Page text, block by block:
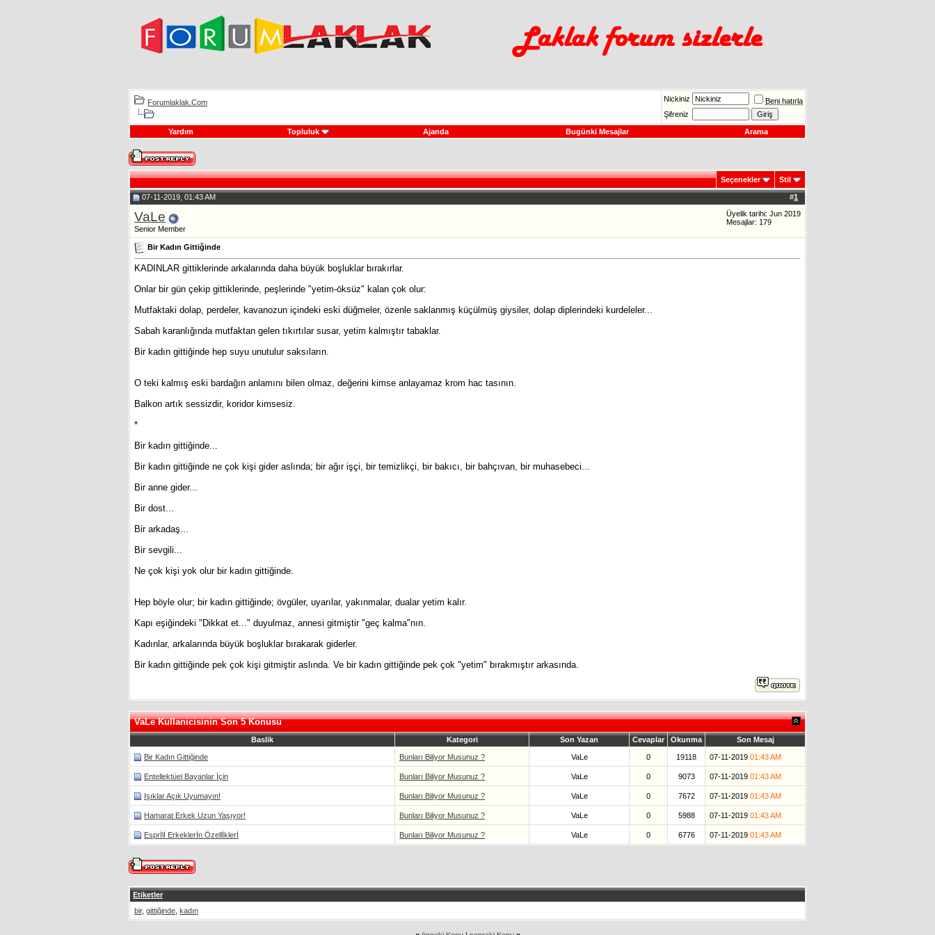
Forumlaklak.Com Nickiniz
Beni hatırla
Şifreniz
Yardım Topluluk Ajanda Bugünki Mesajlar Arama
Seçenekler Stil
#1
07-11-2019, 01:43 AM
VaLe
Senior Member
Üyelik tarihi: Jun 2019
Mesajlar: 179
Bir Kadın Gittiğinde
KADINLAR gittiklerinde arkalarında daha büyük boşluklar bırakırlar.
Onlar bir gün çekip gittiklerinde, peşlerinde "yetim-öksüz" kalan çok olur:
Mutfaktaki dolap, perdeler, kavanozun içindeki eski düğmeler, özenle saklanmış küçülmüş giysiler, dolap diplerindeki kurdeleler...
Sabah karanlığında mutfaktan gelen tıkırtılar susar, yetim kalmıştır tabaklar.
Bir kadın gittiğinde hep suyu unutulur saksıların.
O teki kalmış eski bardağın anlamını bilen olmaz, değerini kimse anlayamaz krom hac tasının.
Balkon artık sessizdir, koridor kimsesiz.
*
Bir kadın gittiğinde...
Bir kadın gittiğinde ne çok kişi gider aslında; bir ağır işçi, bir temizlikçi, bir bakıcı, bir bahçıvan, bir muhasebeci...
Bir anne gider...
Bir dost...
Bir arkadaş...
Bir sevgili...
Ne çok kişi yok olur bir kadın gittiğinde.
Hep böyle olur; bir kadın gittiğinde; övgüler, uyarılar, yakınmalar, dualar yetim kalır.
Kapı eşiğindeki "Dikkat et..." duyulmaz, annesi gitmiştir "geç kalma"nın.
Kadınlar, arkalarında büyük boşluklar bırakarak giderler.
Bir kadın gittiğinde pek çok kişi gitmiştir aslında. Ve bir kadın gittiğinde pek çok "yetim" bırakmıştır arkasında.
VaLe Kullanicisinin Son 5 Konusu
Baslik Kategori Son Yazan Cevaplar Okunma Son Mesaj
Bir Kadın Gittiğinde Bunları Biliyor Musunuz ? VaLe 0 19118 07-11-2019 01:43 AM
Entellektüel Bayanlar İçin Bunları Biliyor Musunuz ? VaLe 0 9073 07-11-2019 01:43 AM
Işıklar Açık Uyumayın! Bunları Biliyor Musunuz ? VaLe 0 7672 07-11-2019 01:43 AM
Hamarat Erkek Uzun Yaşıyor! Bunları Biliyor Musunuz ? VaLe 0 5988 07-11-2019 01:43 AM
Esprİlİ Erkeklerİn Özellİklerİ Bunları Biliyor Musunuz ? VaLe 0 6776 07-11-2019 01:43 AM
Etiketler
bir, gittiğinde kadın